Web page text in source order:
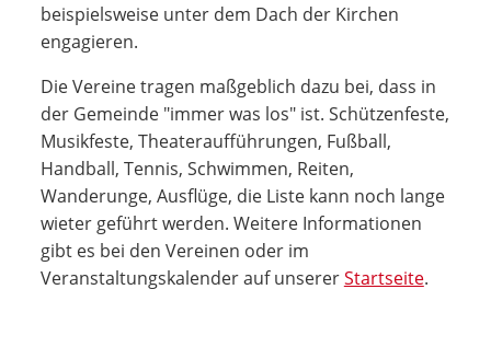
beispielsweise unter dem Dach der Kirchen
engagieren.
Die Vereine tragen maßgeblich dazu bei, dass in
der Gemeinde "immer was los" ist. Schützenfeste,
Musikfeste, Theateraufführungen, Fußball,
Handball, Tennis, Schwimmen, Reiten,
Wanderunge, Ausflüge, die Liste kann noch lange
wieter geführt werden. Weitere Informationen
gibt es bei den Vereinen oder im
Veranstaltungskalender auf unsererStartseite.